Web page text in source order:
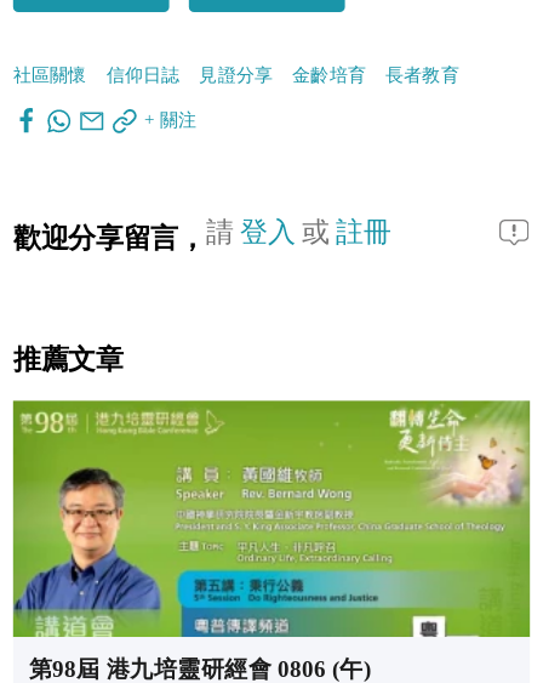
社區關懷 信仰日誌 見證分享 金齡培育 長者教育
+ 關注
歡迎分享留言， 請登入 或註冊
推薦文章
第98屆 港九培靈研經會 0806 (午)